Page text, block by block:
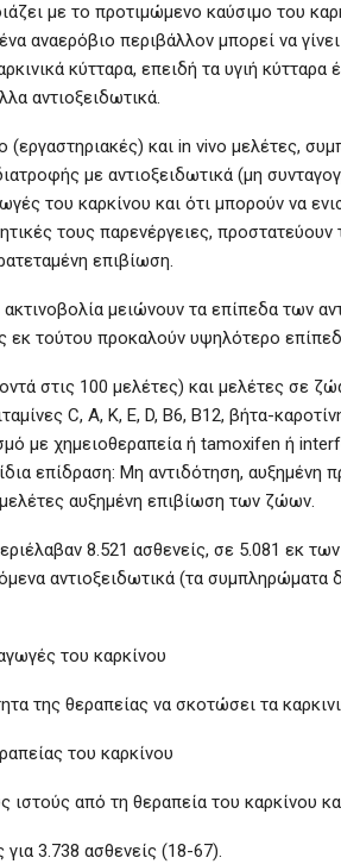
με το προτιμώμενο καύσιμο του
αναερόβιο περιβάλλον μπορεί να
κύτταρα, επειδή τα υγιή
αντιοξειδωτικά.
και in vivo μελέτες,
με αντιοξειδωτικά (μη
του καρκίνου και ότι μπορούν να
τους παρενέργειες,
επιβίωση.
μειώνουν τα επίπεδα των
εκ τούτου προκαλούν υψηλότερο
στις 100 μελέτες) και μελέτες σε
C, A, K, E, D, B6, B12, βήτα-
με χημειοθεραπεία ή tamoxifen ή
επίδραση: Μη αντιδότηση, αυξημένη
αυξημένη επιβίωση των ζώων.
8.521 ασθενείς, σε 5.081 εκ
αντιοξειδωτικά (τα συμπληρώματα
του καρκίνου
της θεραπείας να σκοτώσει τα
του καρκίνου
από τη θεραπεία του καρκίνου
3.738 ασθενείς (18-67).